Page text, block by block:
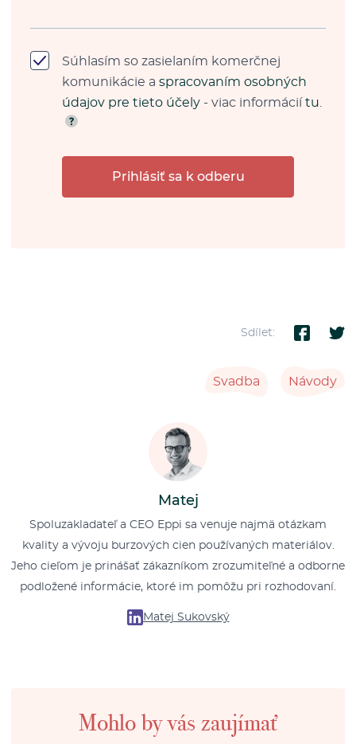
Súhlasím so zasielaním komerčnej
komunikácie a spracovaním osobných
údajov pre tieto účely - viac informácií tu
Prihlásiť sa k odberu
Sdílet:
Svadba Návody
Matej
Spoluzakladateľ a CEO Eppi sa venuje najmä otázkam
kvality a vývoju burzových cien používaných materiálov.
Jeho cieľom je prinášať zákazníkom zrozumiteľné a odborne
podložené informácie, ktoré im pomôžu pri rozhodovaní.
Matej Sukovský
Mohlo by vás zaujímať